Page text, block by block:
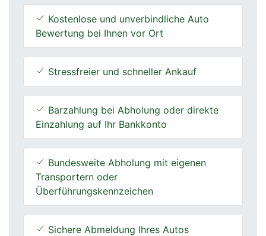
Kostenlose und unverbindliche Auto
Bewertung bei Ihnen vor Ort
Stressfreier und schneller Ankauf
Barzahlung bei Abholung oder direkte
Einzahlung auf Ihr Bankkonto
Bundesweite Abholung mit eigenen
Transportern oder
Überführungskennzeichen
Sichere Abmeldung Ihres Autos